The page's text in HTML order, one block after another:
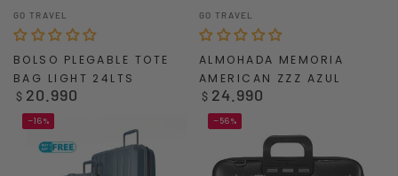
Vendedor:
GO TRAVEL
BOLSO PLEGABLE TOTE
BAG LIGHT 24LTS
Precio
regular
$ 20.990
Vendedor:
GO TRAVEL
ALMOHADA MEMORIA
AMERICAN ZZZ AZUL
Precio
regular
$ 24.990
–16% –56%